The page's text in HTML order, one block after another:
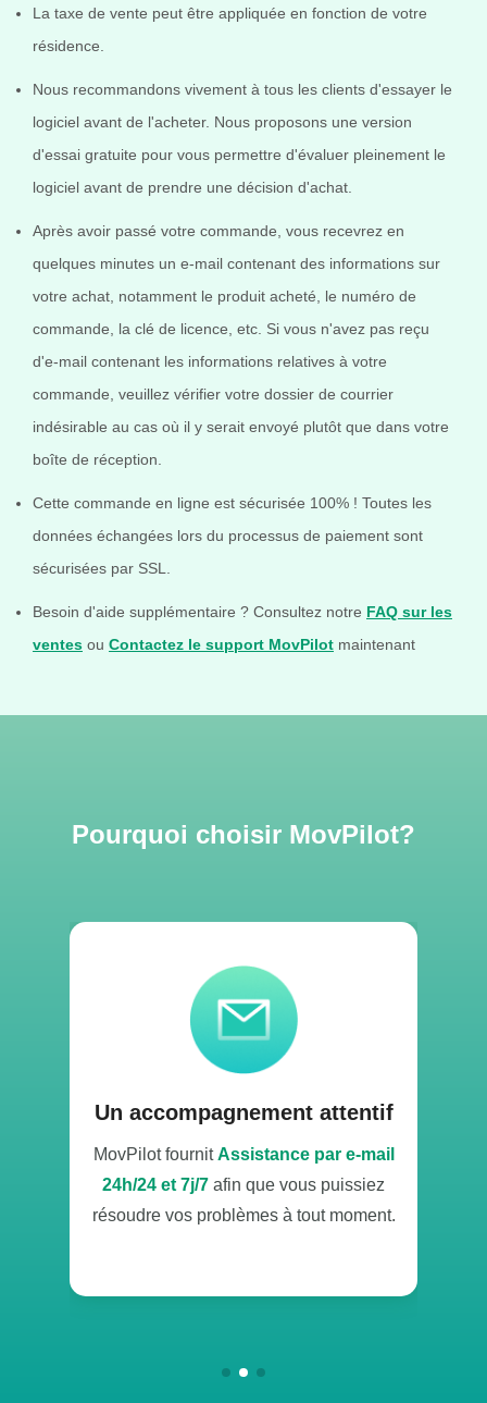
La taxe de vente peut être appliquée en fonction de votre
résidence.
Nous recommandons vivement à tous les clients d'essayer le
logiciel avant de l'acheter. Nous proposons une version
d'essai gratuite pour vous permettre d'évaluer pleinement le
logiciel avant de prendre une décision d'achat.
Après avoir passé votre commande, vous recevrez en
quelques minutes un e-mail contenant des informations sur
votre achat, notamment le produit acheté, le numéro de
commande, la clé de licence, etc. Si vous n'avez pas reçu
d'e-mail contenant les informations relatives à votre
commande, veuillez vérifier votre dossier de courrier
indésirable au cas où il y serait envoyé plutôt que dans votre
boîte de réception.
Cette commande en ligne est sécurisée 100% ! Toutes les
données échangées lors du processus de paiement sont
sécurisées par SSL.
Besoin d'aide supplémentaire ? Consultez notre FAQ sur les
ventes ou Contactez le support MovPilot maintenant
Pourquoi choisir MovPilot?
Un accompagnement attentif
MovPilot fournitAssistance par e-mail
24h/24 et 7j/7 afin que vous puissiez
résoudre vos problèmes à tout moment.